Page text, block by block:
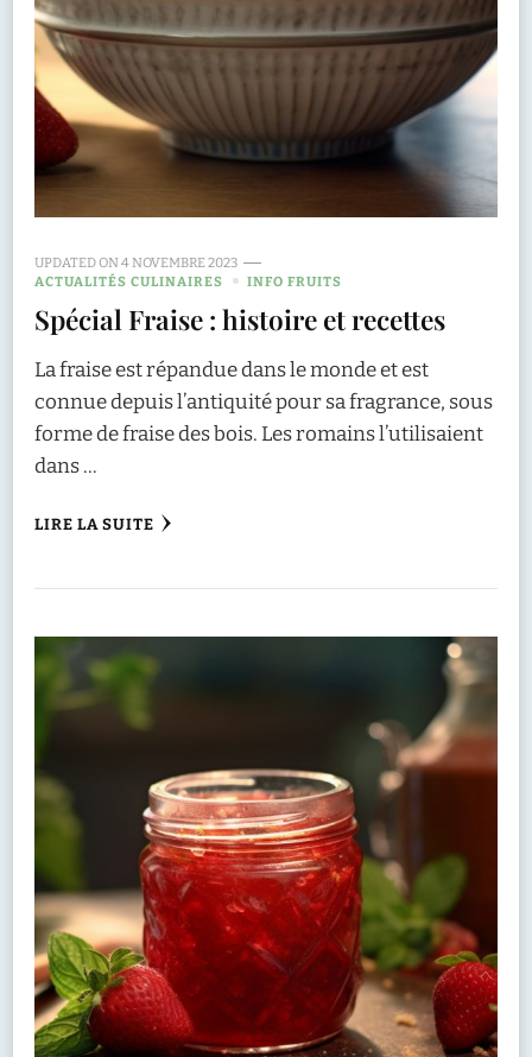
UPDATED ON4 NOVEMBRE 2023
ACTUALITÉS CULINAIRES
INFO FRUITS
Spécial Fraise : histoire et recettes
La fraise est répandue dans le monde et est
connue depuis l’antiquité pour sa fragrance, sous
forme de fraise des bois. Les romains l’utilisaient
dans …
LIRE LA SUITE